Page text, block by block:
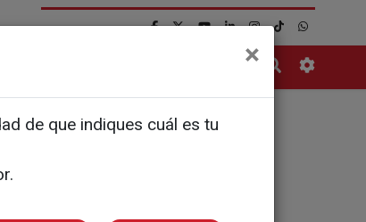
las
×
de que indiques cuál es tu